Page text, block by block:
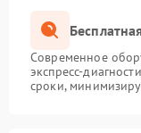
Современное
экспресс-
сроки,